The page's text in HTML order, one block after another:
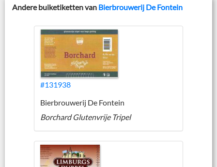
Andere buiketiketten van Bierbrouwerij De Fontein
#131938
Bierbrouwerij De Fontein
Borchard Glutenvrije Tripel